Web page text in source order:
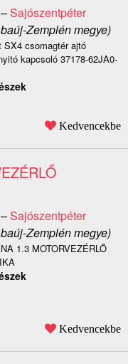
Sajószentpéter
Zemplén megye)
SX4 csomagtér ajtó
kapcsoló 37178-62JA0-
Kedvencekbe
Sajószentpéter
Zemplén megye)
1.3 MOTORVEZÉRLŐ
Kedvencekbe